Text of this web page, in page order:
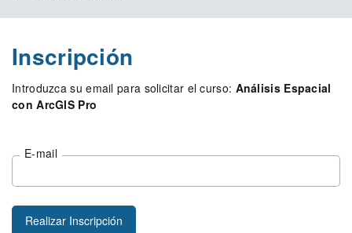
Inscripción
Introduzca su email para solicitar el curso: Análisis Espacial
con ArcGIS Pro
E-mail
Realizar Inscripción